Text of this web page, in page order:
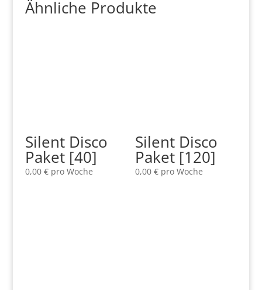
Ähnliche Produkte
Silent Disco
Paket [40]
0,00 €pro Woche
Silent Disco
Paket [120]
0,00€ pro Woche